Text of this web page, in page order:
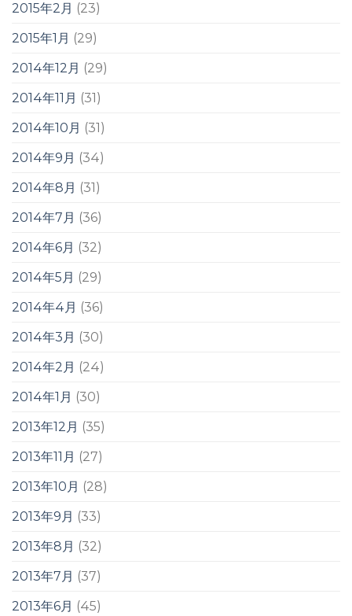
2015年2月 (23)
2015年1月 (29)
2014年12月 (29)
2014年11月 (31)
2014年10月 (31)
2014年9月 (34)
2014年8月 (31)
2014年7月 (36)
2014年6月 (32)
2014年5月 (29)
2014年4月 (36)
2014年3月 (30)
2014年2月 (24)
2014年1月 (30)
2013年12月 (35)
2013年11月 (27)
2013年10月 (28)
2013年9月 (33)
2013年8月 (32)
2013年7月 (37)
2013年6月 (45)